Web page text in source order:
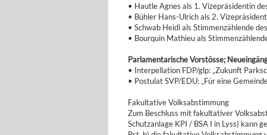
• Hautle Agnes als 1. Vizepräsidentin
• Bühler Hans-Ulrich als 2.
• Schwab Heidi als Stimmenzählende
• Bourquin Mathieu als
Parlamentarische Vorstösse;
• Interpellation FDP/glp: „Zukunft
• Postulat SVP/EDU: „Für eine
Fakultative Volksabstimmung
Zum Beschluss mit fakultativer
Schutzanlage KPI / BSA I in Lyss) kann